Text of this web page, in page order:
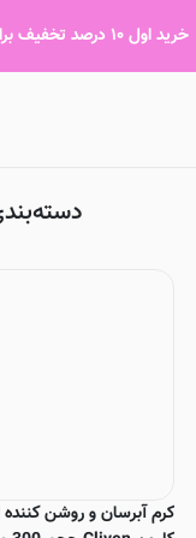
خرید اول ۱۰ درصد تخفیف برای خرید تا سقف ۲ میلیون تومان با کد woshan80
کرم آبرسان و روشن کننده